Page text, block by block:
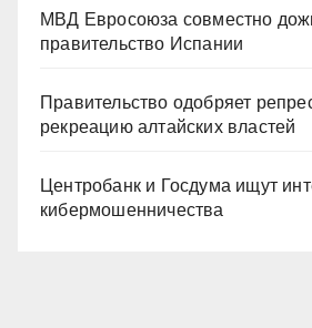
МВД Евросоюза совместно
правительство Испании
Правительство одобряет
рекреацию алтайских властей
Центробанк и Госдума ищут
кибермошенничества